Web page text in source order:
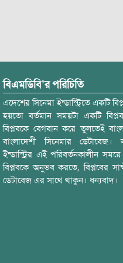
বিএমডিবি’র পরিচিতি
এদেশের সিনেমা ইন্ডাস্ট্রিতে একটি
হয়তো বর্তমান সময়টা একটি
বিপ্লবকে বেগবান করে তুলতেই
বাংলাদেশী সিনেমার ডেটাবেজ।
ইন্ডাস্ট্রির এই পরিবর্তনকালীন সময়ে
বিপ্লবকে অনুভব করতে, বিপ্লবের
ডেটাবেজ এর সাথে থাকুন। ধন্যবাদ।